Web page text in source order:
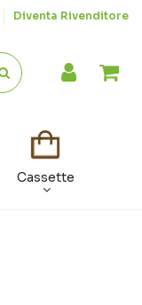
Diventa Rivenditore
Cassette